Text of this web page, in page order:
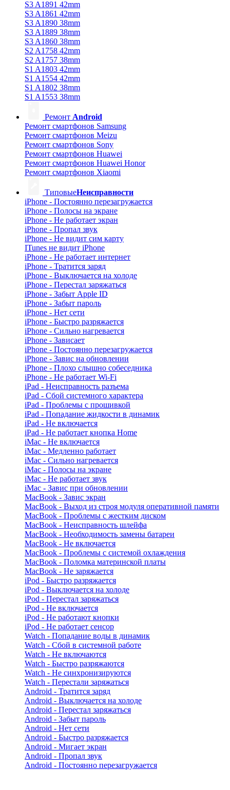
S3 A1891 42mm
S3 A1861 42mm
S3 A1890 38mm
S3 A1889 38mm
S3 A1860 38mm
S2 A1758 42mm
S2 A1757 38mm
S1 A1803 42mm
S1 A1554 42mm
S1 A1802 38mm
S1 A1553 38mm
Ремонт Android
Ремонт смартфонов Samsung
Ремонт смартфонов Meizu
Ремонт смартфонов Sony
Ремонт смартфонов Huawei
Ремонт смартфонов Huawei Honor
Ремонт смартфонов Xiaomi
ТиповыеНеисправности
iPhone - Постоянно перезагружается
iPhone - Полосы на экране
iPhone - Не работает экран
iPhone - Пропал звук
iPhone - Не видит сим карту
ITunes не видит iPhone
iPhone - Не работает интернет
iPhone - Тратится заряд
iPhone - Выключается на холоде
iPhone - Перестал заряжаться
iPhone - Забыт Apple ID
iPhone - Забыт пароль
iPhone - Нет сети
iPhone - Быстро разряжается
iPhone - Сильно нагревается
iPhone - Зависает
iPhone - Постоянно перезагружается
iPhone - Завис на обновлении
iPhone - Плохо слышно собеседника
iPhone - Не работает Wi-Fi
iPad - Неисправность разъема
iPad - Сбой системного характера
iPad - Проблемы с прошивкой
iPad - Попадание жидкости в динамик
iPad - Не включается
iPad - Не работает кнопка Home
iMac - Не включается
iMac - Медленно работает
iMac - Сильно нагревается
iMac - Полосы на экране
iMac - Не работает звук
iMac - Завис при обновлении
MacBook - Завис экран
MacBook - Выход из строя модуля оперативной памяти
MacBook - Проблемы с жестким диском
MacBook - Неисправность шлейфа
MacBook - Необходимость замены батареи
MacBook - Не включается
MacBook - Проблемы с системой охлаждения
MacBook - Поломка материнской платы
MacBook - Не заряжается
iPod - Быстро разряжается
iPod - Выключается на холоде
iPod - Перестал заряжаться
iPod - Не включается
iPod - Не работают кнопки
iPod - Не работает сенсор
Watch - Попадание воды в динамик
Watch - Сбой в системной работе
Watch - Не включаются
Watch - Быстро разряжаются
Watch - Не синхронизируются
Watch - Перестали заряжаться
Android - Тратится заряд
Android - Выключается на холоде
Android - Перестал заряжаться
Android - Забыт пароль
Android - Нет сети
Android - Быстро разряжается
Android - Мигает экран
Android - Пропал звук
Android - Постоянно перезагружается